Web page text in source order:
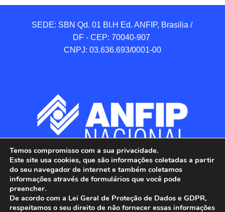
SEDE: SBN Qd. 01 BI.H Ed. ANFIP, Brasilia /
DF - CEP: 70040-907
CNPJ: 03.636.693/0001-00
Temos compromisso com a sua privacidade.
Este site usa cookies, que são informações coletadas a partir
do seu navegador de internet e também coletamos
informações através de formulários que você pode
preencher.
De acordo com a Lei Geral de Proteção de Dados e GDPR,
respeitamos o seu direito de não fornecer essas informações